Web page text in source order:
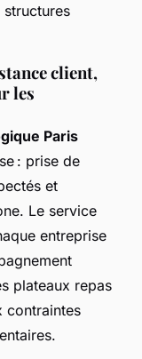
client,
les
Paris
: prise de
et
Le service
entreprise
plateaux repas
contraintes